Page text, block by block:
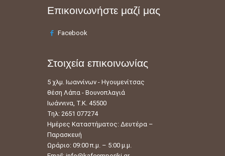
Επικοινωνήστε μαζί μας
Facebook
Στοιχεία επικοινωνίας
5 χλμ. Ιωαννίνων - Ηγουμενίτσας
θέση Λάπα - Βουνοπλαγιά
Ιωάννινα, Τ.Κ. 45500
Τηλ: 2651 077274
Ημέρες Καταστήματος: Δευτέρα –
Παρασκευή
Ωράριο: 09:00 π.μ. – 5:00 μ.μ.